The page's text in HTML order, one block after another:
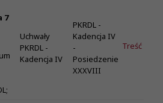
7
Uchwały
PKRDL -
Kadencja IV
PKRDL -
Kadencja IV
-
Posiedzenie
XXXVIII
Treść